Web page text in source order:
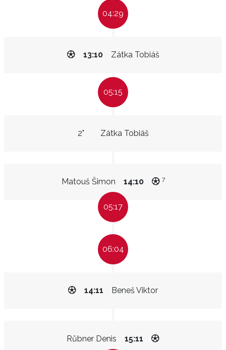
04:29
Zátka Tobiáš
13:10
05:15
Zátka Tobiáš
2"
Matouš Šimon 14:10 7
05:17
06:04
Beneš Viktor
14:11
Růbner Denis 15:11